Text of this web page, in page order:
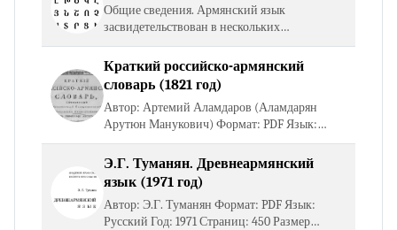
Общие сведения. Армянский язык
засвидетельствован в нескольких
исторических и функционально-
территориальных вариантах, важнейшие из
которых: древнеармянский литературный
язык или…
Краткий российско-армянский
словарь (1821 год)
Автор: Артемий Аламдаров (Аламдарян
Арутюн Манукович) Формат: PDF Язык:
Русский Год: 1821 Страниц: 43 Размер файла:
18 Мб Открыть книгу Скачать книгу
Э.Г. Туманян. Древнеармянский
язык (1971 год)
Автор: Э.Г. Туманян Формат: PDF Язык:
Русский Год: 1971 Страниц: 450 Размер